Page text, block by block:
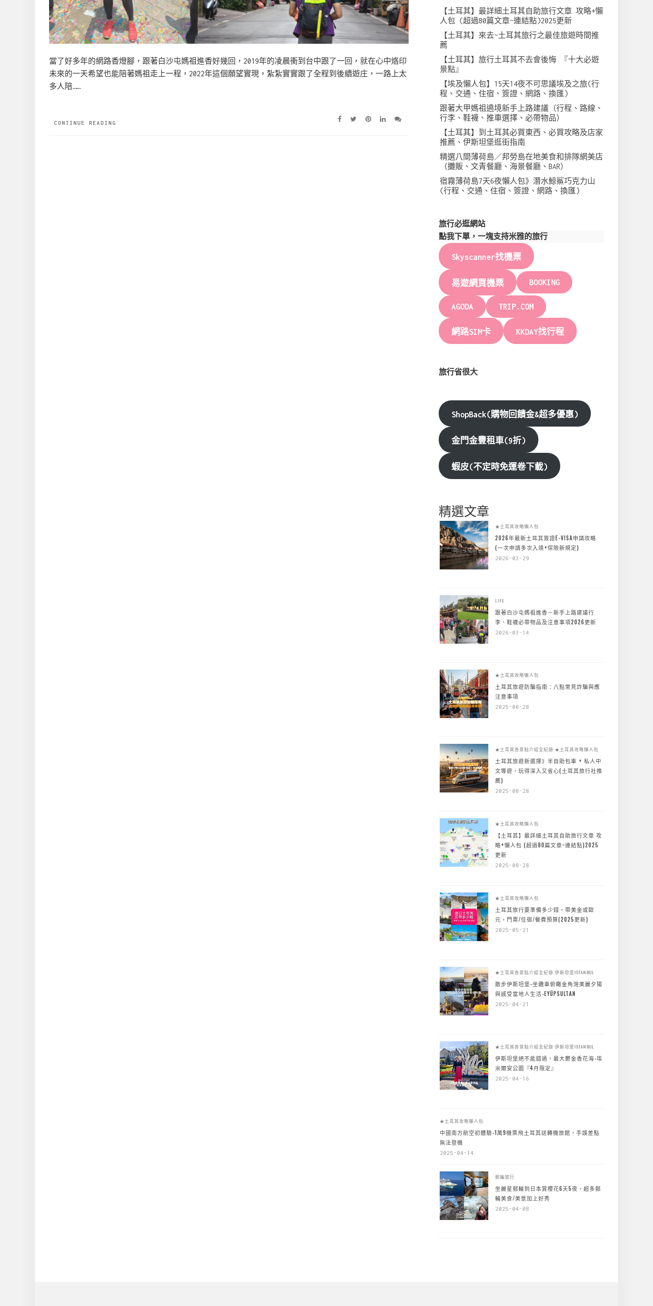
當了好多年的網路香燈腳，跟著白沙屯媽祖進香好幾回，2019年的凌晨衝到台中跟了一回，就在心中烙印
未來的一天希望也能陪著媽祖走上一程，2022年這個願望實現，紮紮實實跟了全程到後續遊庄，一路上太
多人陪……
CONTINUE READING
【土耳其】最詳細土耳其自助旅行文章 攻略+懶
人包 (超過80篇文章~連結點)2025更新
【土耳其】來去~土耳其旅行之最佳旅遊時間推
薦
【土耳其】旅行土耳其不去會後悔 『十大必遊
景點』
【埃及懶人包】15天14夜不可思議埃及之旅(行
程、交通、住宿、簽證、網路、換匯)
跟著大甲媽祖遶境新手上路建議（行程、路線、
行李、鞋襪、推車選擇、必帶物品）
【土耳其】到土耳其必買東西、必買攻略及店家
推薦、伊斯坦堡逛街指南
精選八間薄荷島／邦勞島在地美食和排隊網美店
（攤販、文青餐廳、海景餐廳、BAR）
宿霧薄荷島7天6夜懶人包》潛水鯨鯊巧克力山
(行程、交通、住宿、簽證、網路、換匯)
旅行必逛網站
點我下單，一塊支持米雅的旅行
Skyscanner找機票
易遊網買機票 BOOKING
AGODA TRIP.COM
網路SIM卡 KKDAY找行程
旅行省很大
ShopBack(購物回饋金&超多優惠)
金門金豐租車(9折)
蝦皮(不定時免運卷下載)
精選文章
★土耳其攻略懶人包
2026年最新土耳其簽證E-VISA申請攻略
(一次申請多次入境+保險新規定)
2026-03-29
LIFE
跟著白沙屯媽祖進香－新手上路建議行
李、鞋襪必帶物品及注意事項2026更新
2026-03-14
★土耳其攻略懶人包
土耳其旅遊防騙指南：八點常見詐騙與應
注意事項
2025-08-28
★土耳其各景點介紹全紀錄 ★土耳其攻略懶人包
土耳其旅遊新選擇》半自助包車 + 私人中
文導遊，玩得深入又省心(土耳其旅行社推
薦)
2025-08-28
★土耳其攻略懶人包
【土耳其】最詳細土耳其自助旅行文章 攻
略+懶人包 (超過80篇文章~連結點)2025
更新
2025-08-28
★土耳其攻略懶人包
土耳其旅行要準備多少錢，帶美金或歐
元，門票/住宿/餐費預算(2025更新)
2025-05-21
★土耳其各景點介紹全紀錄 伊斯坦堡ISTANBUL
散步伊斯坦堡-坐纜車俯瞰金角灣美麗夕陽
與感受當地人生活-EYÜPSULTAN
2025-04-21
★土耳其各景點介紹全紀錄 伊斯坦堡ISTANBUL
伊斯坦堡絕不能錯過，最大鬱金香花海-埃
米爾安公園『4月限定』
2025-04-16
★土耳其攻略懶人包
中國南方航空初體驗-1萬9機票飛土耳其送轉機旅館，手誤差點
無法登機
2025-04-14
郵輪旅行
坐麗星郵輪到日本賞櫻花6天5夜，超多郵
輪美食/美景加上好秀
2025-04-08